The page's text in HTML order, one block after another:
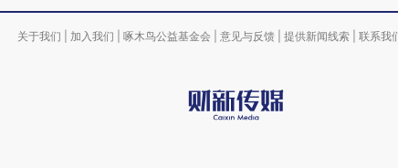
关于我们 加入我们 啄木鸟公益基金会 意见与反馈 提供新闻线索 联系我